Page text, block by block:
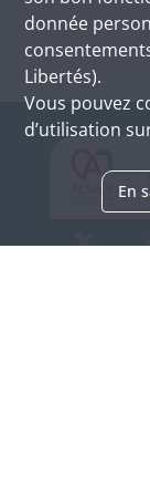
donnée
Libertés).
Vous pouvez
d’utilisation
En